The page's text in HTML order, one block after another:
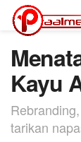
Kayu
tarikan